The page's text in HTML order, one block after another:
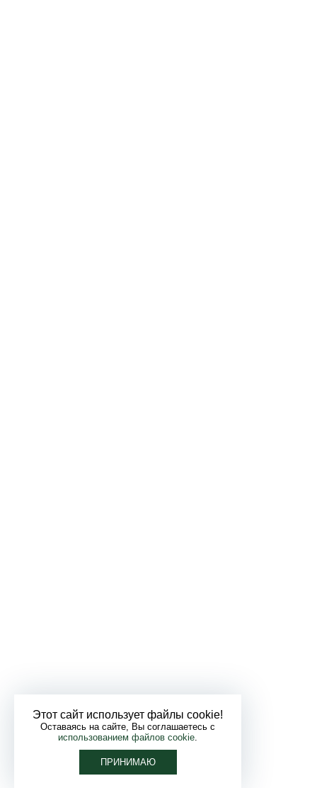
Этот сайт использует файлы cookie!
Оставаясь на сайте, Вы соглашаетесь с
использованием файлов cookie.
ПРИНИМАЮ